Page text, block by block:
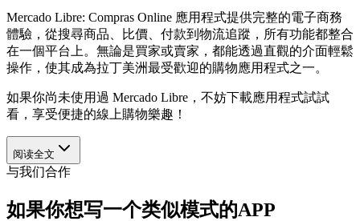
Mercado Libre: Compras Online 應用程式提供完整的電子商務
體驗，從搜尋商品、比價、付款到物流追蹤，所有功能都整合
在一個平台上。無論是買家或賣家，都能透過直觀的介面輕鬆
操作，使其成為拉丁美洲最受歡迎的購物應用程式之一。
如果你尚未使用過 Mercado Libre，不妨下載應用程式試試
看，享受便捷的線上購物樂趣！
阅读全文
与我们合作
如果你想写一个类似模式的APP